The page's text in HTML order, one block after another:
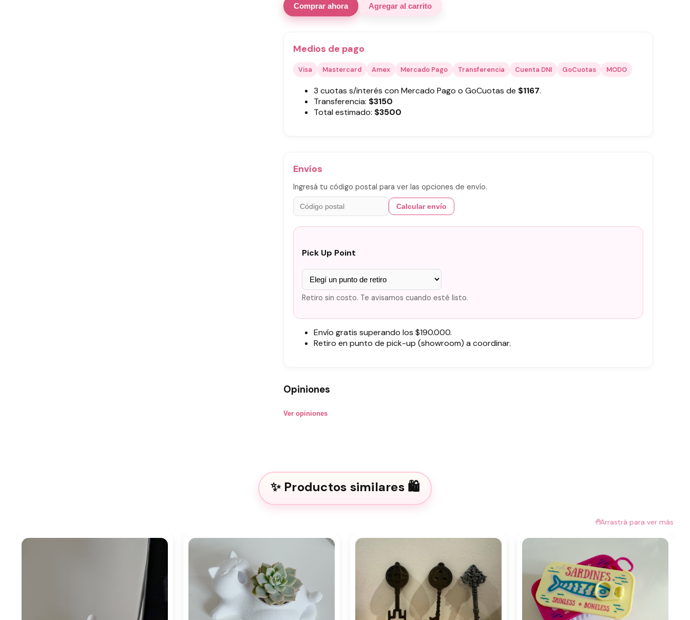
Comprar ahora Agregar al carrito
Medios de pago
Visa Mastercard Amex Mercado Pago Transferencia Cuenta DNI GoCuotas MODO
3 cuotas s/interés con Mercado Pago o GoCuotas de $1167.
Transferencia: $3150
Total estimado: $3500
Envíos
Ingresá tu código postal para ver las opciones de envío.
Calcular envío
Pick Up Point
Retiro sin costo. Te avisamos cuando esté listo.
Envío gratis superando los $190.000.
Retiro en punto de pick-up (showroom) a coordinar.
Opiniones
Ver opiniones
Productos similares
🤚Arrastrá para ver más